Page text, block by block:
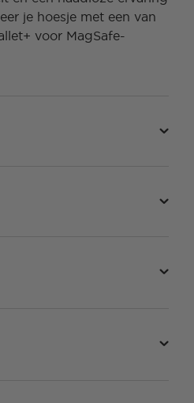
je hoesje met een van
voor MagSafe-